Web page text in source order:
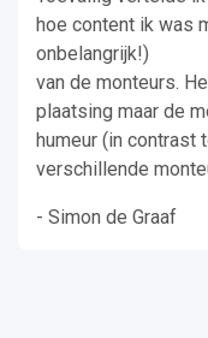
hoe content ik was
onbelangrijk!)
van de monteurs.
plaatsing maar de
humeur (in contrast
verschillende
- Simon de Graaf